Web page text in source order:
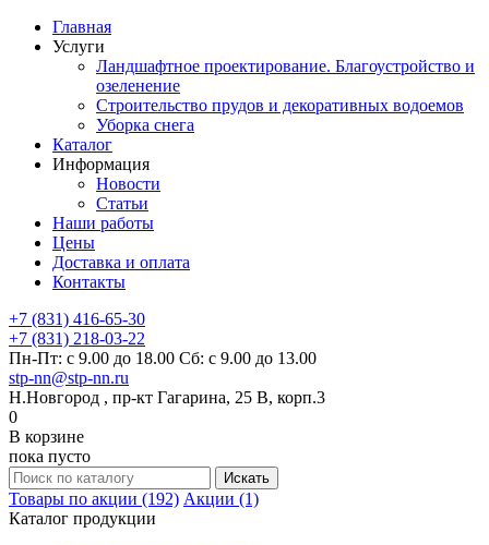
Главная
Услуги
Ландшафтное проектирование. Благоустройство и
озеленение
Строительство прудов и декоративных водоемов
Уборка снега
Каталог
Информация
Новости
Статьи
Наши работы
Цены
Доставка и оплата
Контакты
+7 (831) 416-65-30
+7 (831) 218-03-22
Пн-Пт: с 9.00 до 18.00 Сб: с 9.00 до 13.00
stp-nn@stp-nn.ru
Н.Новгород , пр-кт Гагарина, 25 В, корп.3
0
В корзине
пока пусто
Товары по акции (192) Акции (1)
Каталог продукции